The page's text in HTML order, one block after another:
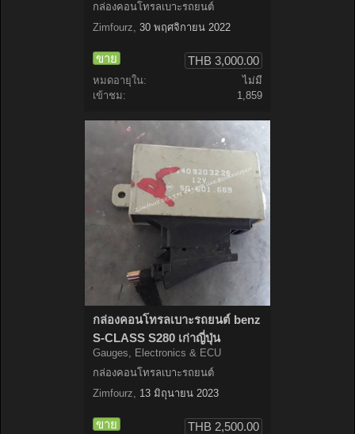
กล่องคอนโทรลเบาะรถยนต์
Zimfourz, 30 พฤศจิกายน 2022
ขาย THB 3,000.00
หมดอายุใน:
ไม่มี
เข้าชม:
1,859
กล่องคอนโทรลเบาะรถยนต์ benz
S-CLASS S280 เก่าญี่ปุ่น
Gauges, Electronics & ECU
กล่องคอนโทรลเบาะรถยนต์
Zimfourz
13 มิถุนายน 2023
ขาย THB 2,500.00